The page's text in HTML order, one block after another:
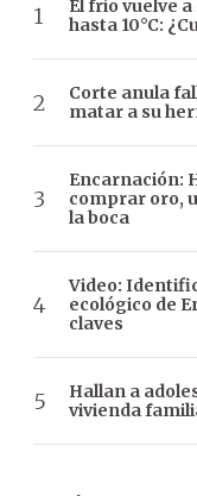
El frío vuelve
hasta 10°C:
Corte anula
matar a su
Encarnación:
comprar oro,
la boca
Video:
ecológico de
claves
Hallan a
vivienda